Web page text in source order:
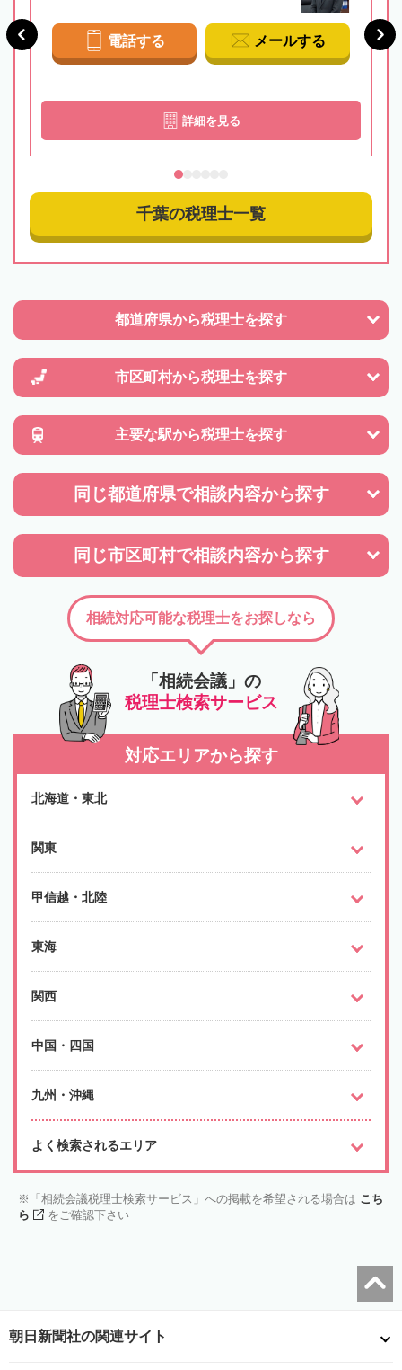
電話する メールする
詳細を見る
千葉の税理士一覧
都道府県から税理士を探す
市区町村から税理士を探す
主要な駅から税理士を探す
同じ都道府県で相談内容から探す
同じ市区町村で相談内容から探す
「相続会議」の
税理士検索サービス
相続対応可能な税理士をお探しなら
対応エリアから探す
北海道・東北
関東
甲信越・北陸
東海
関西
中国・四国
九州・沖縄
よく検索されるエリア
「相続会議税理士検索サービス」への掲載を希望される場合は こち
ら
をご確認下さい
朝日新聞社の関連サイト